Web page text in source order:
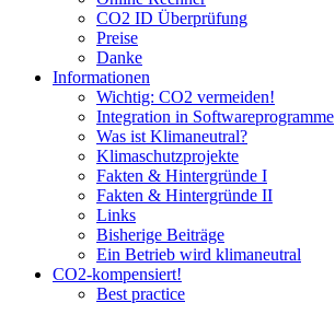
CO2 ID Überprüfung
Preise
Danke
Informationen
Wichtig: CO2 vermeiden!
Integration in Softwareprogramme
Was ist Klimaneutral?
Klimaschutzprojekte
Fakten & Hintergründe I
Fakten & Hintergründe II
Links
Bisherige Beiträge
Ein Betrieb wird klimaneutral
CO2-kompensiert!
Best practice